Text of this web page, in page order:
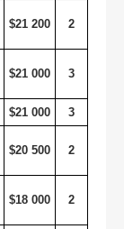
$21 200 2
$21 000 3
$21 000 3
$20 500 2
$18 000 2